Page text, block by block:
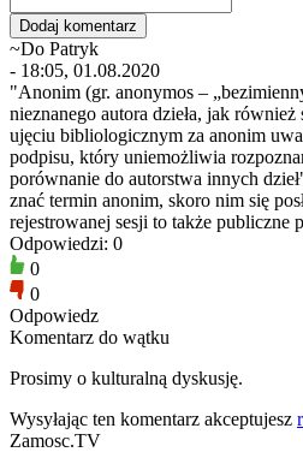
~Do Patryk
- 18:05, 01.08.2020
"Anonim (gr. anonymos –
nieznanego autora dzieła, jak
ujęciu bibliologicznym za anonim
podpisu, który uniemożliwia
porównanie do autorstwa innych
znać termin anonim, skoro nim się
rejestrowanej sesji to także publiczne
Odpowiedzi: 0
0
0
Odpowiedz
Komentarz do wątku
Prosimy o kulturalną dyskusję.
Wysyłając ten komentarz akceptujesz
Zamosc.TV